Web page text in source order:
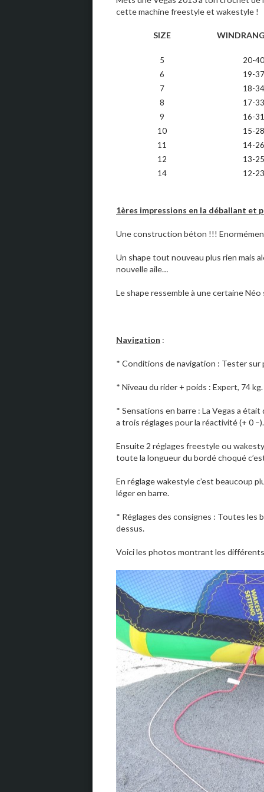
cette machine freestyle et wakestyle !
SIZE
5
20-40
6
19-37
7
18-34
8
17-33
9
16-31
10
15-28
11
14-26
12
13-25
14
12-23
1ères impressions en la déballant et
Une construction béton !!!
Un shape tout nouveau plus rien mais
nouvelle aile…
Le shape ressemble à une certaine
Navigation :
* Conditions de navigation : Tester sur
* Niveau du rider + poids : Expert, 74 kg.
* Sensations en barre : La Vegas a
a trois réglages pour la réactivité (+ 0 –).
Ensuite 2 réglages freestyle ou
toute la longueur du bordé choqué
En réglage wakestyle c’est beaucoup
léger en barre.
* Réglages des consignes : Toutes les
dessus.
Voici les photos montrant les différents